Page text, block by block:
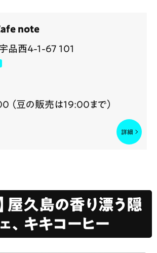
note
品西4-1-67 101
（豆の販売は19:00まで）
屋久島の香り漂う隠
、キキコーヒー